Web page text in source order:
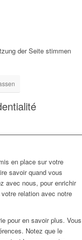
der Seite stimmen
en place sur votre
savoir quand vous
avec nous, pour enrichir
relation avec notre
pour en savoir plus. Vous
Notez que le